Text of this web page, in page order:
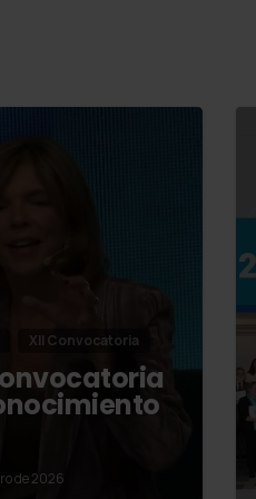
XII Convocatoria
de 2026